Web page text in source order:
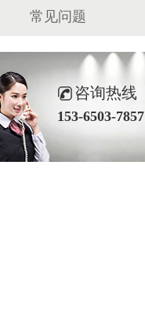
常见问题
咨询热线
153-6503-7857